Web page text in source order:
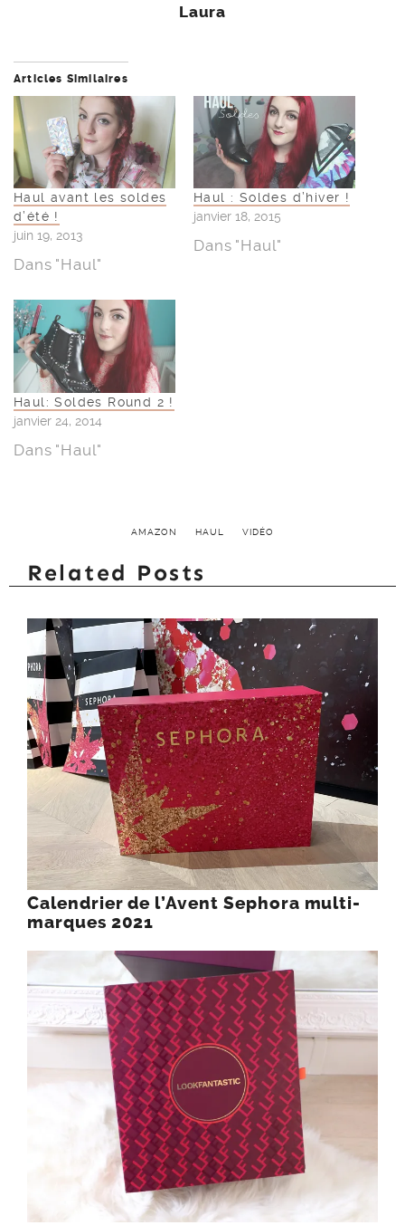
Laura
Articles Similaires
Haul avant les soldes
d’été !
juin 19, 2013
Dans "Haul"
Haul : Soldes d’hiver !
janvier 18, 2015
Dans "Haul"
Haul: Soldes Round 2 !
janvier 24, 2014
Dans "Haul"
AMAZON HAUL VIDÉO
Related Posts
Calendrier de l’Avent Sephora multi-
marques 2021